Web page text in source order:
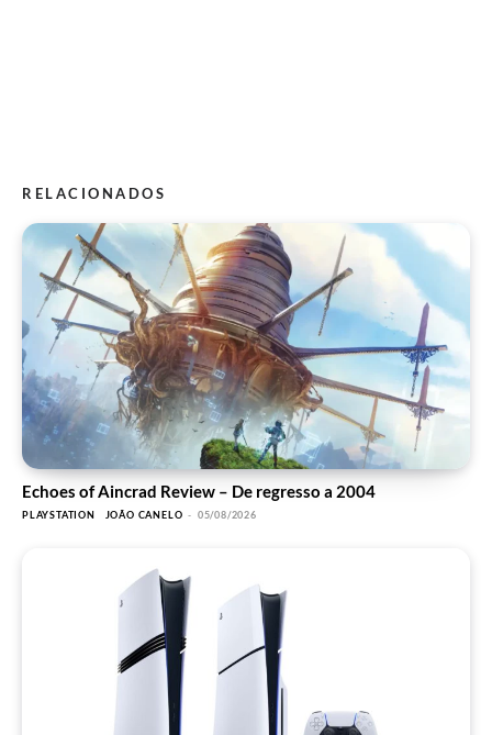
RELACIONADOS
Echoes of Aincrad Review – De regresso a 2004
PLAYSTATION JOÃO CANELO - 05/08/2026